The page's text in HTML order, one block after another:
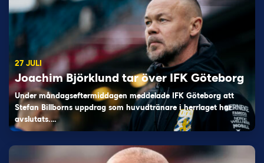
27 JULI
Joachim Björklund tar över IFK Göteborg
Under måndagseftermiddagen meddelade IFK Göteborg att
Stefan Billborns uppdrag som huvudtränare i herrlaget har
avslutats.…